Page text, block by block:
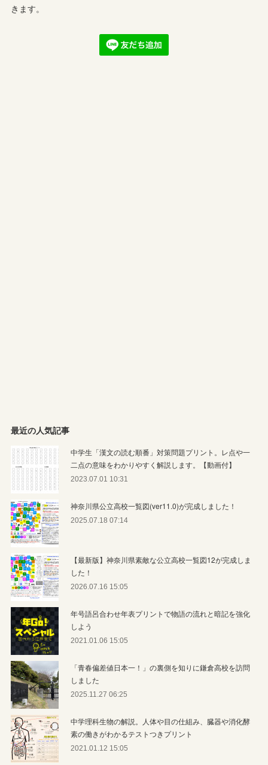
きます。
最近の人気記事
中学生「漢文の読む順番」対策問題プリント。レ点や一
二点の意味をわかりやすく解説します。【動画付】
2023.07.01 10:31
神奈川県公立高校一覧図(ver11.0)が完成しました！
2025.07.18 07:14
【最新版】神奈川県素敵な公立高校一覧図12が完成しま
した！
2026.07.16 15:05
年号語呂合わせ年表プリントで物語の流れと暗記を強化
しよう
2021.01.06 15:05
「青春偏差値日本一！」の裏側を知りに鎌倉高校を訪問
しました
2025.11.27 06:25
中学理科生物の解説。人体や目の仕組み、臓器や消化酵
素の働きがわかるテストつきプリント
2021.01.12 15:05